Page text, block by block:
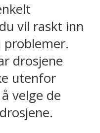
vil raskt inn
drosjene
utenfor
velge de